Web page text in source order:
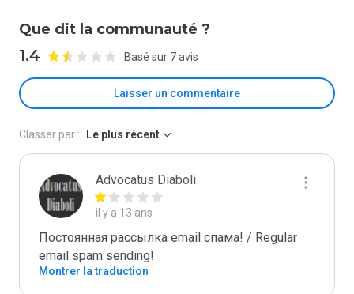
Que dit la communauté ?
1.4 Basé sur 7 avis
Laisser un commentaire
Classer par : Le plus récent
Advocatus Diaboli
il y a 13 ans
Постоянная рассылка email спама! / Regular
email spam sending!
Montrer la traduction